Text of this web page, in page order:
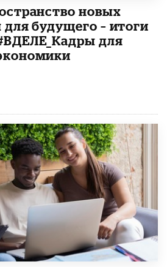
новых
будущего – итоги
для